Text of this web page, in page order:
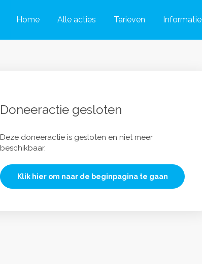
Home Alle acties Tarieven Informatie
Doneeractie gesloten
Deze doneeractie is gesloten en niet meer
beschikbaar.
Klik hier om naar de beginpagina te gaan